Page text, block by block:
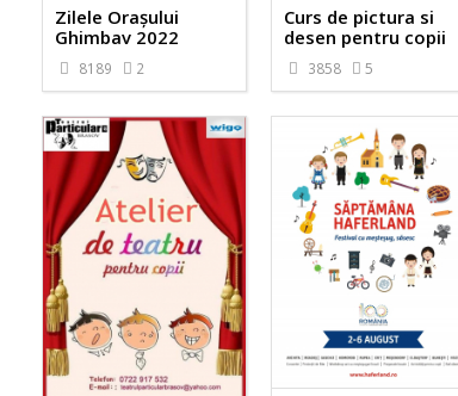
Zilele Orașului
Ghimbav 2022
8189 2
Curs de pictura si
desen pentru copii
3858 5